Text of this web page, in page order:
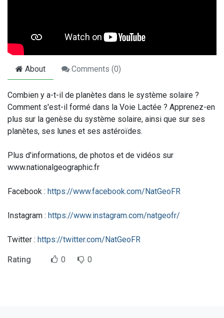
About Comments (0)
Combien y a-t-il de planètes dans le système solaire ?
Comment s'est-il formé dans la Voie Lactée ? Apprenez-en
plus sur la genèse du système solaire, ainsi que sur ses
planètes, ses lunes et ses astéroïdes.
Plus d'informations, de photos et de vidéos sur
www.nationalgeographic.fr
Facebook : https://www.facebook.com/NatGeoFR
Instagram : https://www.instagram.com/natgeofr/
Twitter : https://twitter.com/NatGeoFR
Rating 0 0